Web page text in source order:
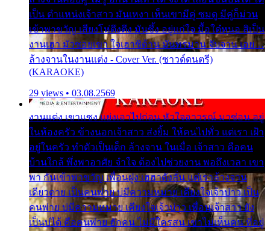
เป็น ตำแหน่งเจ้าสาว มันเหงา เห็นเขามีคู่ ซมดู มีคู่ก็ม่วน
เข้าพาขวัญ เสียงโห่ตึงตึง มันซึ้ง อยู่แก่ใจ มื้อใด๋หนอ สิเป็น
งานเฮา มัวซอยเขา ใจเฮาซิด้าน มันทรมาน จับจาน เอย…
ล้างจานในงานแต่ง - Cover Ver. (ซาวด์ดนตรี)
(KARAOKE)
29 views • 03.08.2569
งานแต่ง เขาแซง แย่งเอาไปก่อน หัวใจอาวรณ์ มาซ่อน อยู่
ในห้องครัว ข้างนอกเจ้าสาว ส่งยิ้ม ให้คนไปทั่ว แต่เรา เฝ้า
อยู่ในครัว ทำตัวเป็นเด็ก ล้างจาน ในเมื่อ เจ้าสาว คือคน
บ้านใกล้ พึ่งพาอาศัย จำใจ ต้องไปช่วยงาน พอถึงเวลา เขา
พา กันเข้าพาขวัญ เพื่อนฝูง เฮฮาดังลั่น แต่เราล้างจาน
เดียวดาย เป็นคนพ่าย บ่มีความหมาย เคียงใจเจ้าบ่าว เป็น
คนพ่าย บ่มีความหมาย เคียงใจเจ้าบ่าว เพื่อนเจ้าสาว ยัง
เป็นบ่ได้ คือคนพ่าย ฮักคน ไม่มีใครสน เขาไม่เห็นคน ที่อยู่